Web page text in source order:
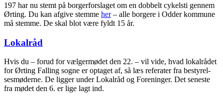
197 har nu stemt på bor­ger­for­sla­get om en dob­belt cykel­sti gen­nem
Ørting. Du kan afgi­ve stem­me her– alle bor­ge­re i Odder kom­mu­ne
må stem­me. De skal blot være fyldt 15 år.
Lokal­råd
Hvis du – for­ud for væl­ger­mø­det den 22. – vil vide, hvad lokal­rå­det
for Ørting Fal­ling sog­ne er opta­get af, så læs refe­ra­ter fra besty­rel­
ses­mø­de­r­ne. De lig­ger under Lokal­råd og For­e­nin­ger. Det sene­ste
fra mødet den 6. er lige lagt ind.